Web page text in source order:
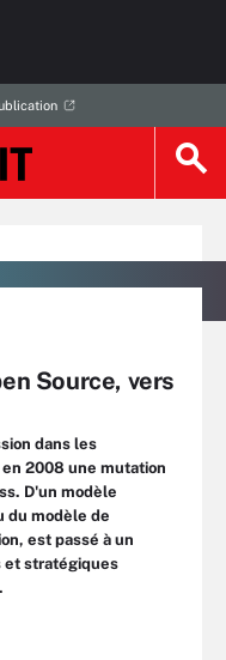
Source, vers
dans les
2008 une mutation
D'un modèle
du modèle de
est passé à un
et stratégiques